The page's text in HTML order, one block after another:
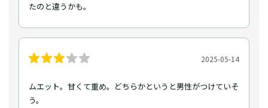
たのと違うかも。
2025-05-14
ムエット。甘くて重め。どちらかというと男性がつけていそ
う。